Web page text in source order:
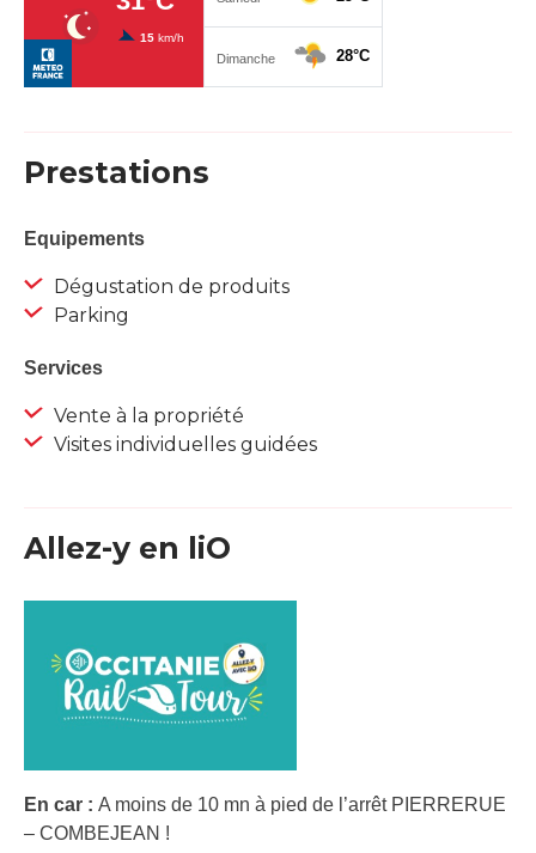
Prestations
Equipements
Dégustation de produits
Parking
Services
Vente à la propriété
Visites individuelles guidées
Allez-y en liO
En car : A moins de 10 mn à pied de l’arrêt PIERRERUE
– COMBEJEAN !